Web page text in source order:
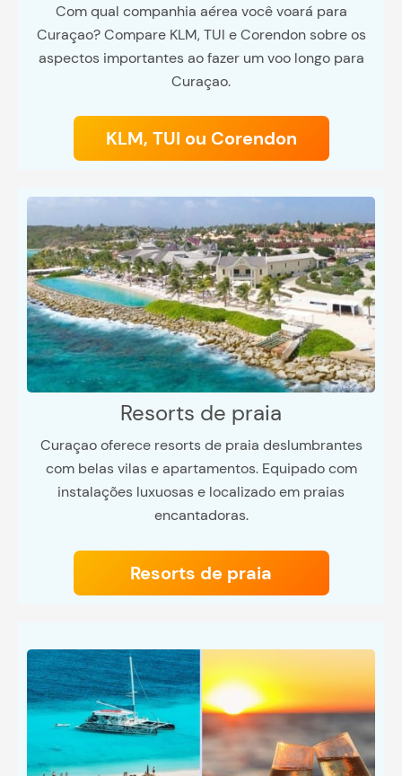
Com qual companhia aérea você voará para
Curaçao? Compare KLM, TUI e Corendon sobre os
aspectos importantes ao fazer um voo longo para
Curaçao.
KLM, TUI ou Corendon
Resorts de praia
Curaçao oferece resorts de praia deslumbrantes
com belas vilas e apartamentos. Equipado com
instalações luxuosas e localizado em praias
encantadoras.
Resorts de praia